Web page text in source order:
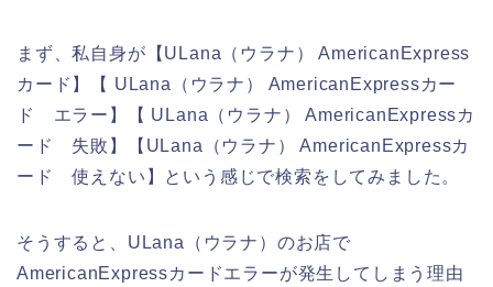
まず、私自身が【ULana（ウラナ） AmericanExpress
カード】【 ULana（ウラナ） AmericanExpressカー
ド エラー】【 ULana（ウラナ） AmericanExpressカ
ード 失敗】【ULana（ウラナ） AmericanExpressカ
ード 使えない】という感じで検索をしてみました。
そうすると、ULana（ウラナ）のお店で
AmericanExpressカードエラーが発生してしまう理由